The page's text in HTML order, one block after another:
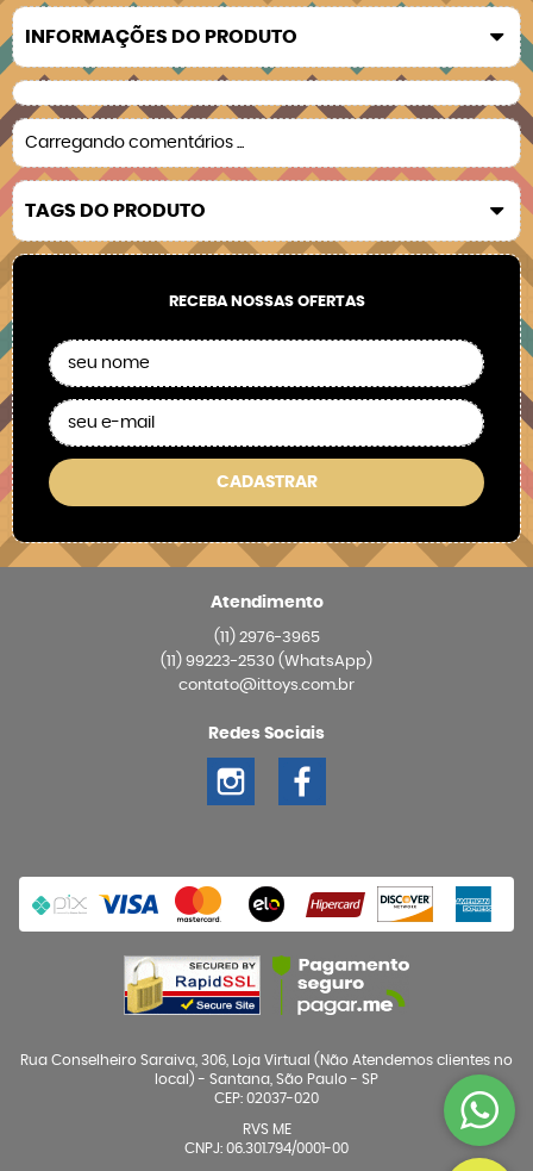
INFORMAÇÕES DO PRODUTO
Carregando comentários ...
TAGS DO PRODUTO
RECEBA NOSSAS OFERTAS
CADASTRAR
Atendimento
(11)2976-3965
(11) 99223-2530 (WhatsApp)
contato@ittoys.com.br
Redes Sociais
Rua Conselheiro Saraiva, 306, Loja Virtual (Não Atendemos clientes no
local) - Santana, São Paulo - SP
CEP: 02037-020
RVS ME
CNPJ: 06.301.794/0001-00